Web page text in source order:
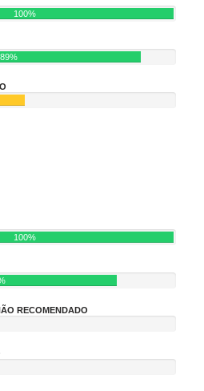
100%
89%
100%
RECOMENDADO